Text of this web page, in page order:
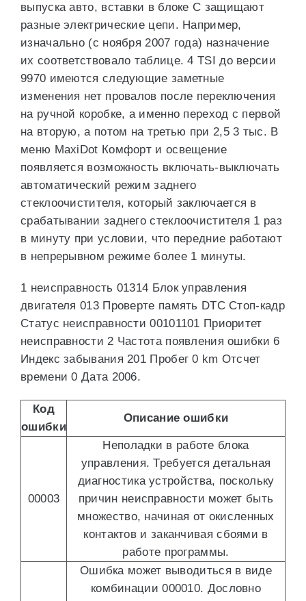
выпуска авто, вставки в блоке С защищают
разные электрические цепи. Например,
изначально (с ноября 2007 года) назначение
их соответствовало таблице. 4 TSI до версии
9970 имеются следующие заметные
изменения нет провалов после переключения
на ручной коробке, а именно переход с первой
на вторую, а потом на третью при 2,5 3 тыс. В
меню MaxiDot Комфорт и освещение
появляется возможность включать-выключать
автоматический режим заднего
стеклоочистителя, который заключается в
срабатывании заднего стеклоочистителя 1 раз
в минуту при условии, что передние работают
в непрерывном режиме более 1 минуты.
1 неисправность 01314 Блок управления
двигателя 013 Проверте память DTC Стоп-кадр
Статус неисправности 00101101 Приоритет
неисправности 2 Частота появления ошибки 6
Индекс забывания 201 Пробег 0 km Отсчет
времени 0 Дата 2006.
Код
ошибки
Описание ошибки
00003
Неполадки в работе блока
управления. Требуется детальная
диагностика устройства, поскольку
причин неисправности может быть
множество, начиная от окисленных
контактов и заканчивая сбоями в
работе программы.
Ошибка может выводиться в виде
комбинации 000010. Дословно